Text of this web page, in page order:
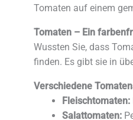
Tomaten auf einem
Tomaten – Ein
Wussten Sie, dass
finden. Es gibt sie in
Verschiedene
Fleischtomaten:
Salattomaten: